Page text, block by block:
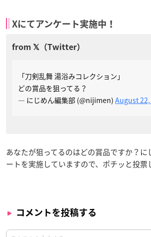
Xにてアンケート実施中！
「刀剣乱舞 湯浴みコレクション」
どの賞品を狙ってる？
— にじめん編集部 (@nijimen) August
あなたが狙ってるのはどの賞品ですか？に
ートを実施していますので、ポチッと投票
コメントを投稿する